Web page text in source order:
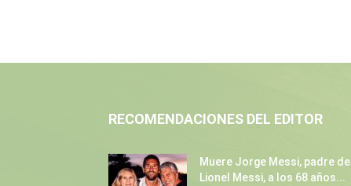
RECOMENDACIONES DEL EDITOR
Muere Jorge Messi, padre de
Lionel Messi, a los 68 años...